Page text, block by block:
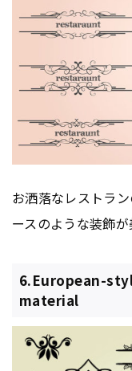
お洒落なレストラ
ースのような装飾が
6.European-
material